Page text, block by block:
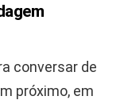
conversar de
próximo, em